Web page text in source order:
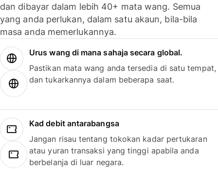
dan dibayar dalam lebih 40+ mata wang. Semua
yang anda perlukan, dalam satu akaun, bila-bila
masa anda memerlukannya.
Urus wang di mana sahaja secara global.
Pastikan mata wang anda tersedia di satu tempat,
dan tukarkannya dalam beberapa saat.
Kad debit antarabangsa
Jangan risau tentang tokokan kadar pertukaran
atau yuran transaksi yang tinggi apabila anda
berbelanja di luar negara.